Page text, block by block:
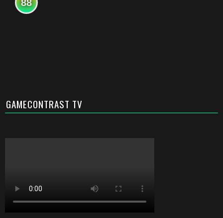
88
GAMECONTRAST TV